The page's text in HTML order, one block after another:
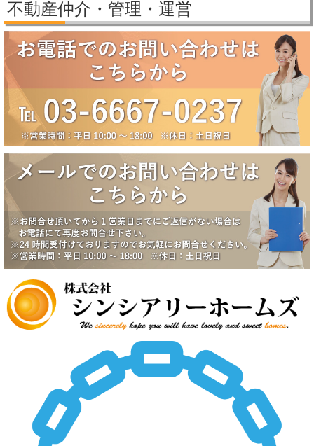
4
日
(月)
よ
り
通
常
営
業
と
な
り
ま
す。
は
パレステージ日吉さくらが丘価格改定しました。
2025/9/5
賃貸物件公開しました。
2025/8/5
2025年夏季休業のお知らせ（8月10日～8月18日）
誠に勝手ながら、弊社では下記の期間を夏季休業とさせていただきま
す。
【夏季休業期間】
2025年8月10日（日）～2025年8月18日（月）
休業期間中にいただいたお問い合わせ等につきましては、8月19日
（火）より順次対応させていただきます。
2025/6/17
大田区田園調布5丁目戸建成約になりました。
2025/6/17
八潮市南川崎戸建成約になりました。
2025/6/17
一番町シティハウス成約になりました。
2025/6/2
賃貸物件公開しました。
2025/5/19
2025/5/19
田園調布5丁目戸建価格改定
2025/5/19
八潮市南川崎戸建価格改定
いすみ市大原台土地価格改定
新規物件公開しました。
2025/4/2
新規物件公開しました。
2025/3/5
新規物件2件公開しました。
不動産仲介・管理・運営